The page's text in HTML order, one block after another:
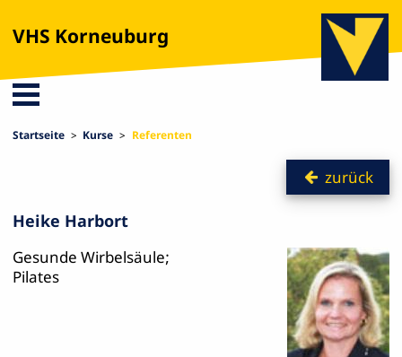
VHS Korneuburg
Startseite Kurse Referenten
zurück
Heike Harbort
Gesunde Wirbelsäule;
Pilates